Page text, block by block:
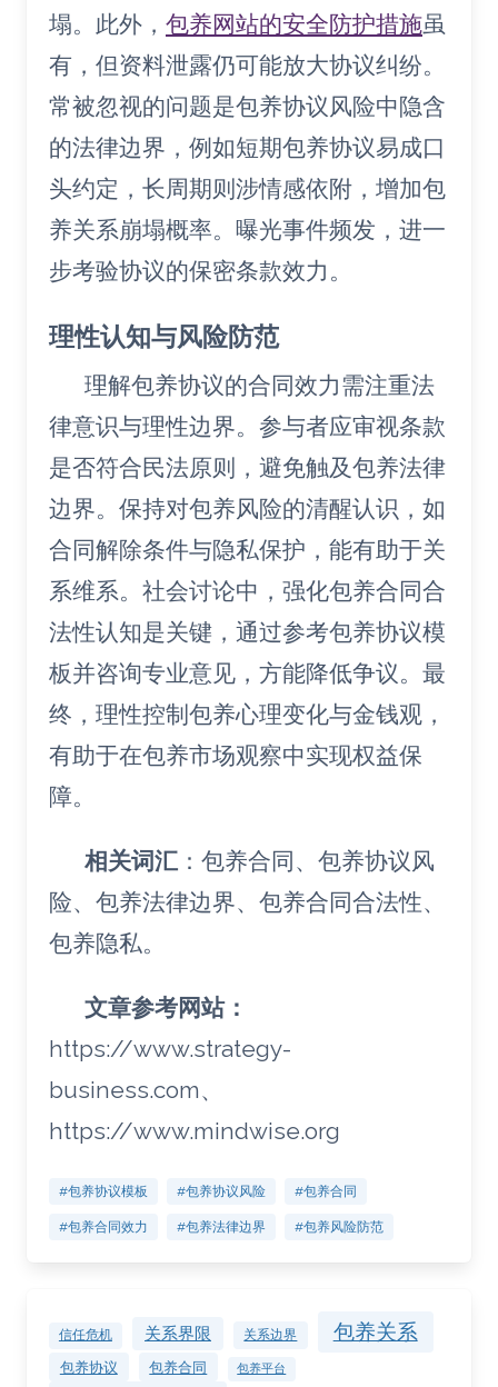
塌。此外， 包养网站的安全防护措施虽
有，但资料泄露仍可能放大协议纠纷。
常被忽视的问题是包养协议风险中隐含
的法律边界，例如短期包养协议易成口
头约定，长周期则涉情感依附，增加包
养关系崩塌概率。曝光事件频发，进一
步考验协议的保密条款效力。
理性认知与风险防范
理解包养协议的合同效力需注重法
律意识与理性边界。参与者应审视条款
是否符合民法原则，避免触及包养法律
边界。保持对包养风险的清醒认识，如
合同解除条件与隐私保护，能有助于关
系维系。社会讨论中，强化包养合同合
法性认知是关键，通过参考包养协议模
板并咨询专业意见，方能降低争议。最
终，理性控制包养心理变化与金钱观，
有助于在包养市场观察中实现权益保
障。
相关词汇 ：包养合同、包养协议风
险、包养法律边界、包养合同合法性、
包养隐私。
文章参考网站：
https://www.strategy-
business.com、
https://www.mindwise.org
#包养协议模板 #包养协议风险 #包养合同
#包养合同效力 #包养法律边界 #包养风险防范
信任危机 关系界限 关系边界 包养关系
包养协议 包养合同 包养平台